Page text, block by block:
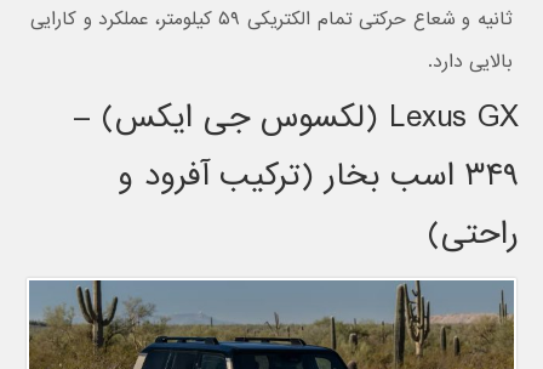
ثانیه و شعاع حرکتی تمام الکتریکی ۵۹ کیلومتر، عملکرد و کارایی
بالایی دارد.
Lexus GX (لکسوس جی ایکس) –
۳۴۹ اسب بخار (ترکیب آفرود و
راحتی)